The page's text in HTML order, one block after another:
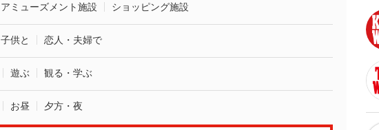
アミューズメント施設 ショッピング施設
子供と 恋人・夫婦で
遊ぶ 観る・学ぶ
お昼 夕方・夜